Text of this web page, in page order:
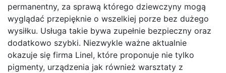
permanentny, za sprawą którego dziewczyny mogą
wyglądać przepięknie o wszelkiej porze bez dużego
wysiłku. Usługa takie bywa zupełnie bezpieczny oraz
dodatkowo szybki. Niezwykle ważne aktualnie
okazuje się firma Linel, które proponuje nie tylko
pigmenty, urządzenia jak również warsztaty z